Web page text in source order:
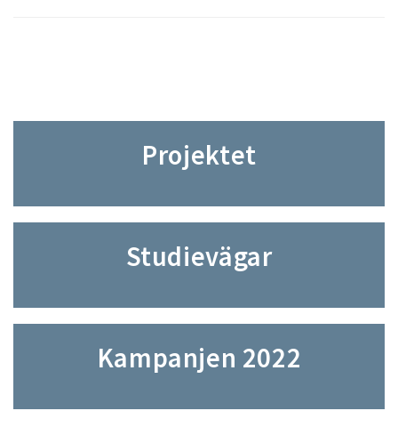
Projektet
Studievägar
Kampanjen 2022